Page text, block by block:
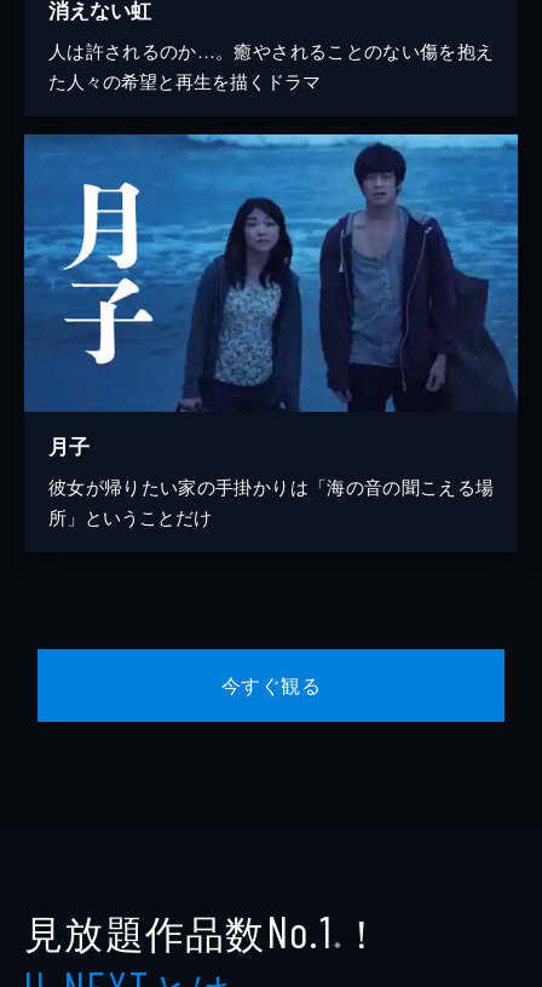
消えない虹
人は許されるのか…。癒やされることのない傷を抱え
た人々の希望と再生を描くドラマ
月子
彼女が帰りたい家の手掛かりは「海の音の聞こえる場
所」ということだけ
今すぐ観る
見放題作品数No.1 ※ ！